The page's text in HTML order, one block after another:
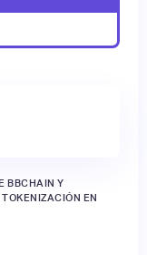
BBCHAIN Y
EN